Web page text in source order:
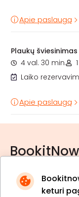
keturi
Apie paslaugą
Plaukų
4 val. 30 min.
Laiko
Apie paslaugą